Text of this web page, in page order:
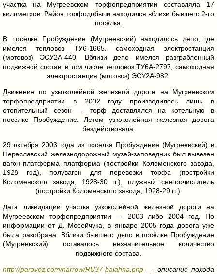
участка на Мугреевском торфопредприятии составляла 17
километров. Район торфодобычи находился вблизи бывшего 2-го
посёлка.
В посёлке Пробуждение (Мугреевский) находилось депо, где
имелся тепловоз ТУ6-1665, самоходная электростанция
(мотовоз) ЭСУ2А-440. Вблизи депо имелся разграбленный
подвижной состав, в том числе тепловоз ТУ6А-2797, самоходная
электростанция (мотовоз) ЭСУ2А-982.
Движение по узкоколейной железной дороге на Мугреевском
торфопредприятии в 2002 году производилось лишь в
отопительный сезон — торф доставлялся на котельную в
посёлке Пробуждение. Летом узкоколейная железная дорога
бездействовала.
29 октября 2003 года из посёлка Пробуждение (Мугреевский) в
Переславский железнодорожный музей-заповедник был вывезен
вагон-платформа платформа (постройки Коломенского завода,
1928 год), полувагон для перевозки торфа (постройки
Коломенского завода, 1928-30 гг.), плужный снегоочиститель
(постройки Коломенского завода, 1928-29 гг.).
Дата ликвидации участка узкоколейной железной дороги на
Мугреевском торфопредприятии — 2003 либо 2004 год. По
информации от Д. Мосейчука, в январе 2005 года дорога уже
была разобрана. Вблизи бывшего депо в посёлке Пробуждение
(Мугреевский) оставалось незначительное количество
подвижного состава.
http://parovoz.com/narrow/RU37-balahna.php — описание похода